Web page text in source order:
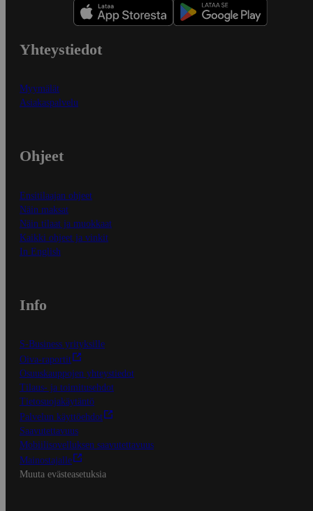
Yhteystiedot
Myymälät
Asiakaspalvelu
Ohjeet
Ensitilaajan ohjeet
Näin maksat
Näin tilaat ja muokkaat
Kaikki ohjeet ja vinkit
In English
Info
S-Business yrityksille
Oiva-raportit
Osuuskauppojen yhteystiedot
Tilaus- ja toimitusehdot
Tietosuojakäytäntö
Palvelun käyttöehdot
Saavutettavuus
Mobiilisovelluksen saavutettavuus
Mainostajalle
Muuta evästeasetuksia